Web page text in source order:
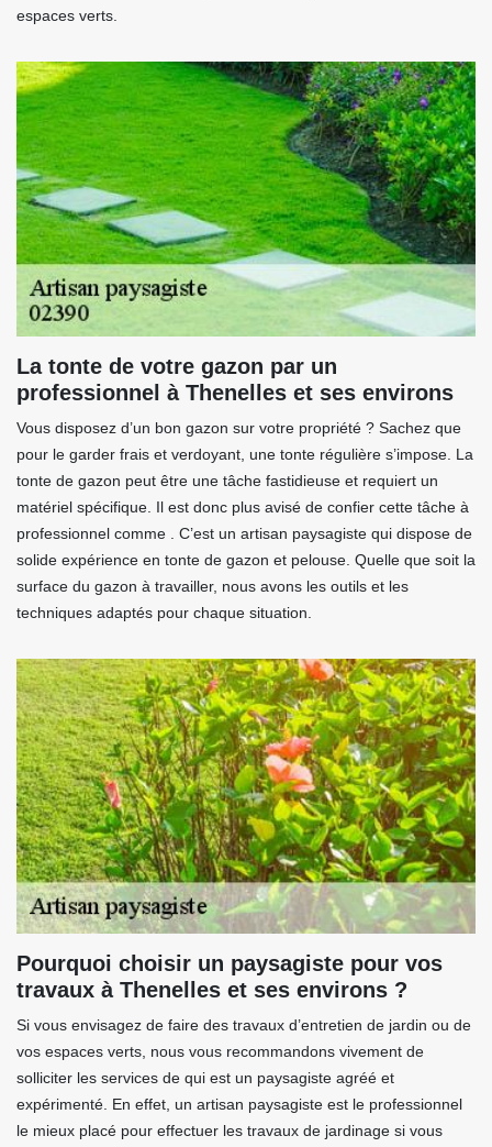
espaces verts.
La tonte de votre gazon par un
professionnel à Thenelles et ses environs
Vous disposez d’un bon gazon sur votre propriété ? Sachez que
pour le garder frais et verdoyant, une tonte régulière s’impose. La
tonte de gazon peut être une tâche fastidieuse et requiert un
matériel spécifique. Il est donc plus avisé de confier cette tâche à
professionnel comme . C’est un artisan paysagiste qui dispose de
solide expérience en tonte de gazon et pelouse. Quelle que soit la
surface du gazon à travailler, nous avons les outils et les
techniques adaptés pour chaque situation.
Pourquoi choisir un paysagiste pour vos
travaux à Thenelles et ses environs ?
Si vous envisagez de faire des travaux d’entretien de jardin ou de
vos espaces verts, nous vous recommandons vivement de
solliciter les services de qui est un paysagiste agréé et
expérimenté. En effet, un artisan paysagiste est le professionnel
le mieux placé pour effectuer les travaux de jardinage si vous